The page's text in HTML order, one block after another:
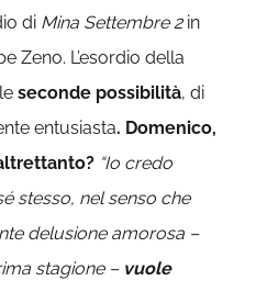
di Mina Settembre 2in
Zeno. L’esordio della
seconde possibilità, di
entusiasta. Domenico,
“Io credo
stesso, nel senso che
delusione amorosa –
stagione – vuole